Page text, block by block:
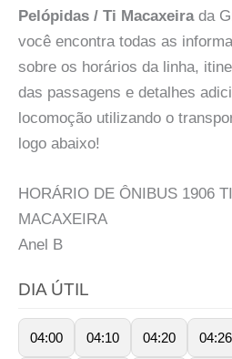
Pelópidas / Ti Macaxeirada
você encontra todas as
sobre os horários da linha,
das passagens e detalhes
locomoção utilizando o
logo abaixo!
HORÁRIO DE ÔNIBUS 1906
MACAXEIRA
Anel
B
DIA ÚTIL
04:00 04:10 04:20 04:26